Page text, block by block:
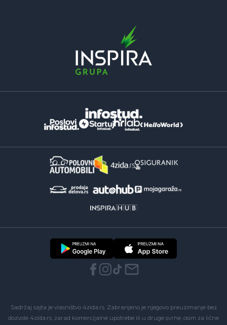
Sadržaj sajta je vlasništvo 4zida.rs. Zabranjeno je njegovo preuzimanje bez
dozvole 4zida.rs, zarad komercijalne upotrebe ili u druge svrhe, osim za lične